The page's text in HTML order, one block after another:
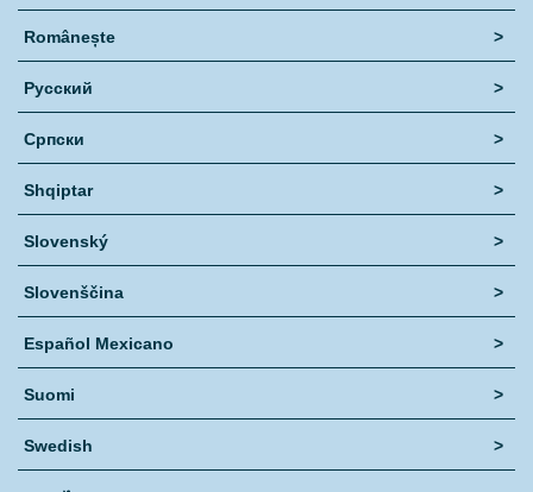
Românește >
Русский >
Српски >
Shqiptar >
Slovenský >
Slovenščina >
Español Mexicano >
Suomi >
Swedish >